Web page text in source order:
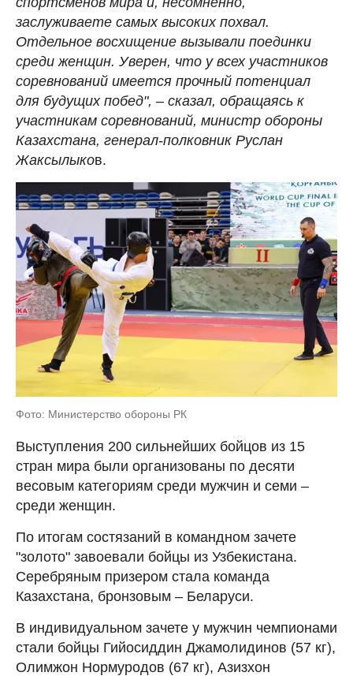
заслуживаете самых высоких похвал.
Отдельное восхищение вызывали поединки
среди женщин. Уверен, что у всех участников
соревнований имеется прочный потенциал
для будущих побед", – сказал, обращаясь к
участникам соревнований, министр обороны
Казахстана, генерал-полковник Руслан
Жаксылыков.
Фото: Министерство обороны РК
Выступления 200 сильнейших бойцов из 15
стран мира были организованы по десяти
весовым категориям среди мужчин и семи –
среди женщин.
По итогам состязаний в командном зачете
"золото" завоевали бойцы из Узбекистана.
Серебряным призером стала команда
Казахстана, бронзовым – Беларуси.
В индивидуальном зачете у мужчин чемпионами
стали бойцы Гийосиддин Джамолидинов (57 кг),
Олимжон Нормуродов (67 кг), Азизхон